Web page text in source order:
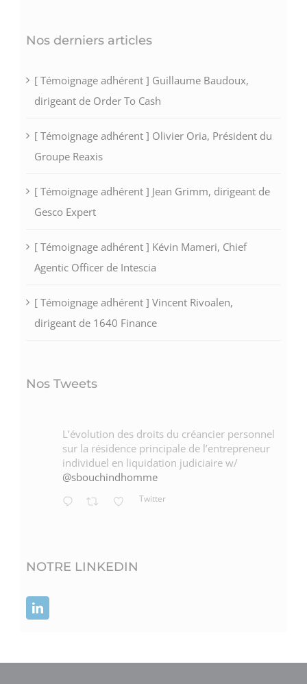
Nos derniers articles
[ Témoignage adhérent ] Guillaume Baudoux,
dirigeant de Order To Cash
[ Témoignage adhérent ] Olivier Oria, Président du
Groupe Reaxis
[ Témoignage adhérent ] Jean Grimm, dirigeant de
Gesco Expert
[ Témoignage adhérent ] Kévin Mameri, Chief
Agentic Officer de Intescia
[ Témoignage adhérent ] Vincent Rivoalen,
dirigeant de 1640 Finance
Nos Tweets
L’évolution des droits du créancier personnel
sur la résidence principale de l’entrepreneur
individuel en liquidation judiciaire w/
@sbouchindhomme
Twitter
NOTRE LINKEDIN